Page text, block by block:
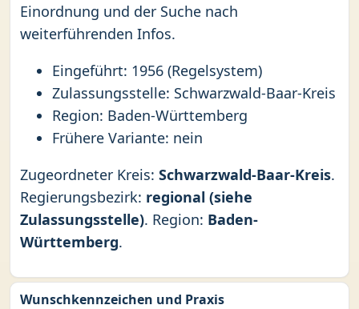
Einordnung und der Suche nach
weiterführenden Infos.
Eingeführt: 1956 (Regelsystem)
Zulassungsstelle: Schwarzwald-Baar-Kreis
Region: Baden-Württemberg
Frühere Variante: nein
Zugeordneter Kreis: Schwarzwald-Baar-Kreis.
Regierungsbezirk: regional (siehe
Zulassungsstelle). Region: Baden-
Württemberg.
Wunschkennzeichen und Praxis